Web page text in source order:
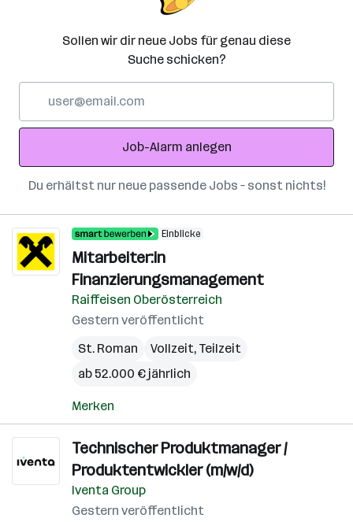
Sollen wir dir neue Jobs für genau diese
Suche schicken?
Adresse
Job-Alarm anlegen
Du erhältst nur neue passende Jobs – sonst nichts!
Einblicke
Mitarbeiter:in
Finanzierungsmanagement
Raiffeisen Oberösterreich
Gestern veröffentlicht
St. Roman
Vollzeit, Teilzeit
ab 52.000 € jährlich
Merken
Technischer Produktmanager /
Produktentwickler (m/w/d)
Iventa Group
Gestern veröffentlicht